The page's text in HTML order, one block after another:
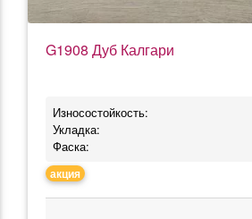
G1908 Дуб Калгари
Износостойкость:
Укладка:
Фаска:
акция